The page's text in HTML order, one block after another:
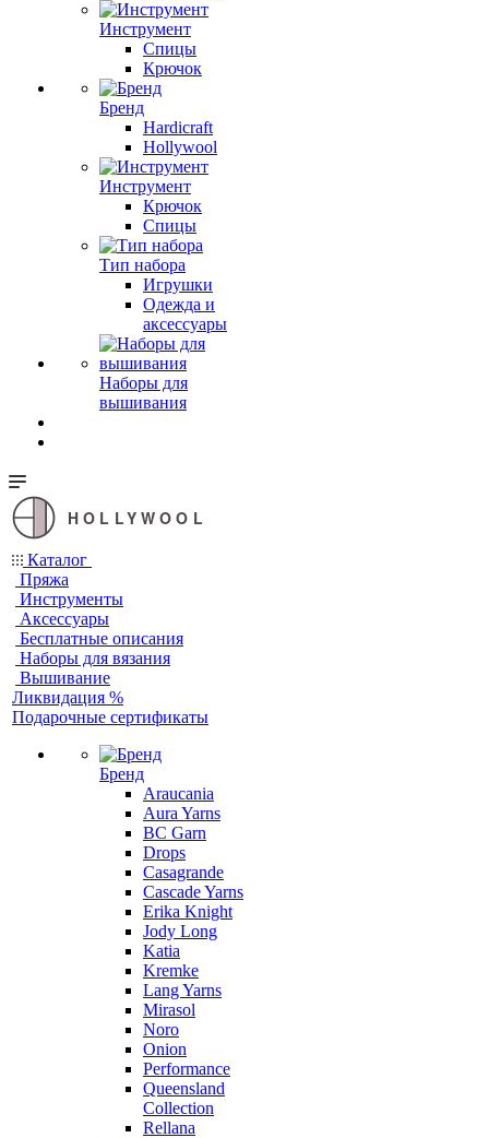
Инструмент
Спицы
Крючок
Бренд
Hardicraft
Hollywool
Инструмент
Крючок
Спицы
Тип набора
Игрушки
Одежда и
аксессуары
Наборы для
вышивания
HOLLYWOOL
Каталог
Пряжа
Инструменты
Аксессуары
Бесплатные описания
Наборы для вязания
Вышивание
Ликвидация %
Подарочные сертификаты
Бренд
Araucania
Aura Yarns
BC Garn
Drops
Casagrande
Cascade Yarns
Erika Knight
Jody Long
Katia
Kremke
Lang Yarns
Mirasol
Noro
Onion
Performance
Queensland
Collection
Rellana